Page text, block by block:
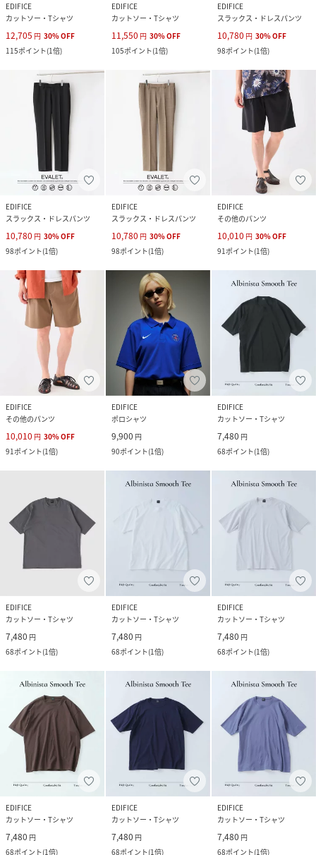
EDIFICE
カットソー・Tシャツ
12,705 円 30%OFF
115ポイント(1倍)
EDIFICE
カットソー・Tシャツ
11,550 円 30%OFF
105ポイント(1倍)
EDIFICE
スラックス・ドレスパンツ
10,780 円 30%OFF
98ポイント(1倍)
EDIFICE
スラックス・ドレスパンツ
10,780 円 30%OFF
98ポイント(1倍)
EDIFICE
スラックス・ドレスパンツ
10,780 円 30%OFF
98ポイント(1倍)
EDIFICE
その他のパンツ
10,010 円 30%OFF
91ポイント(1倍)
EDIFICE
その他のパンツ
10,010 円 30%OFF
91ポイント(1倍)
EDIFICE
ポロシャツ
9,900 円
90ポイント(1倍)
EDIFICE
カットソー・Tシャツ
7,480 円
68ポイント(1倍)
EDIFICE
カットソー・Tシャツ
7,480 円
68ポイント(1倍)
EDIFICE
カットソー・Tシャツ
7,480 円
68ポイント(1倍)
EDIFICE
カットソー・Tシャツ
7,480 円
68ポイント(1倍)
EDIFICE
カットソー・Tシャツ
7,480 円
68ポイント(1倍)
EDIFICE
カットソー・Tシャツ
7,480 円
68ポイント(1倍)
EDIFICE
カットソー・Tシャツ
7,480 円
68ポイント(1倍)